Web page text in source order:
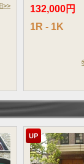
>>
132,000円
1R - 1K
UP